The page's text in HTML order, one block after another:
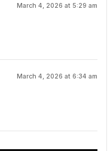
March 4, 2026 at 5:29 am
March 4, 2026 at 6:34 am